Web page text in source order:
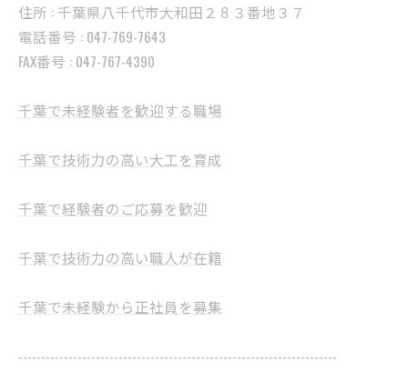
住所 : 千葉県八千代市大和田２８３番地３７
電話番号 : 047-769-7643
FAX番号 : 047-767-4390
千葉で未経験者を歓迎する職場
千葉で技術力の高い大工を育成
千葉で経験者のご応募を歓迎
千葉で技術力の高い職人が在籍
千葉で未経験から正社員を募集
----------------------------------------------------------------------